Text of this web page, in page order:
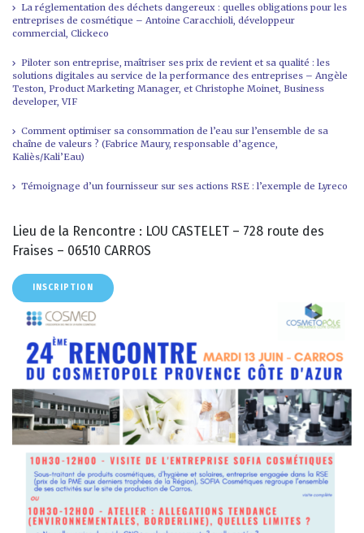
La réglementation des déchets dangereux : quelles obligations pour les
entreprises de cosmétique – Antoine Caracchioli, développeur
commercial, Clickeco
Piloter son entreprise, maîtriser ses prix de revient et sa qualité : les
solutions digitales au service de la performance des entreprises – Angèle
Teston, Product Marketing Manager, et Christophe Moinet, Business
developer, VIF
Comment optimiser sa consommation de l’eau sur l’ensemble de sa
chaîne de valeurs ? (Fabrice Maury, responsable d’agence,
Kaliès/Kali’Eau)
Témoignage d’un fournisseur sur ses actions RSE : l’exemple de Lyreco
Lieu de la Rencontre : LOU CASTELET – 728 route des
Fraises – 06510 CARROS
INSCRIPTION